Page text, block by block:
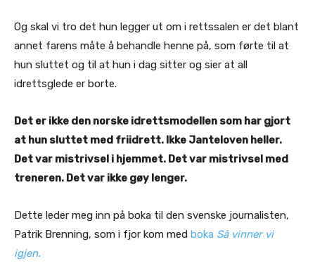
Og skal vi tro det hun legger ut om i rettssalen er det blant
annet farens måte å behandle henne på, som førte til at
hun sluttet og til at hun i dag sitter og sier at all
idrettsglede er borte.
Det er ikke den norske idrettsmodellen som har gjort
at hun sluttet med friidrett. Ikke Janteloven heller.
Det var mistrivsel i hjemmet. Det var mistrivsel med
treneren. Det var ikke gøy lenger.
Dette leder meg inn på boka til den svenske journalisten,
Patrik Brenning, som i fjor kom med boka Så vinner vi
igjen.